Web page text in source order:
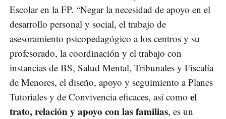
Escolar en la FP. “Negar la necesidad de apoyo en el
desarrollo personal y social, el trabajo de
asesoramiento psicopedagógico a los centros y su
profesorado, la coordinación y el trabajo con
instancias de BS, Salud Mental, Tribunales y Fiscalía
de Menores, el diseño, apoyo y seguimiento a Planes
Tutoriales y de Convivencia eficaces, así como el
trato, relación y apoyo con las familias, es un